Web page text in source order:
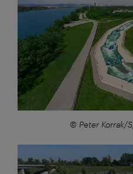
© Peter Korrak/